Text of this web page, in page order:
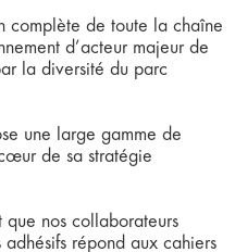
complète de toute la chaîne
d’acteur majeur de
la diversité du parc
une large gamme de
de sa stratégie
nos collaborateurs
répond aux cahiers